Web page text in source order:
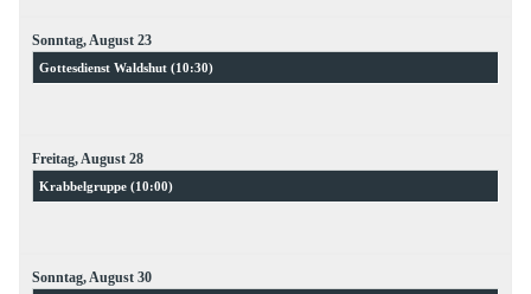
Sonntag,August 23
Gottesdienst Waldshut (10:30)
Freitag,August 28
Krabbelgruppe (10:00)
Sonntag,August 30